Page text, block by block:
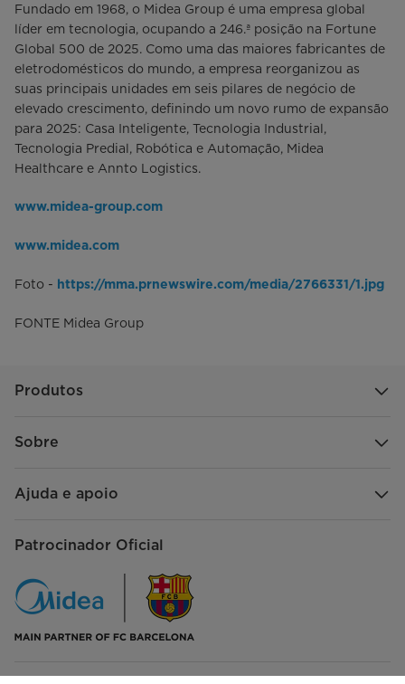
Fundado em 1968, o Midea Group é uma empresa global
líder em tecnologia, ocupando a 246.ª posição na Fortune
Global 500 de 2025. Como uma das maiores fabricantes de
eletrodomésticos do mundo, a empresa reorganizou as
suas principais unidades em seis pilares de negócio de
elevado crescimento, definindo um novo rumo de expansão
para 2025: Casa Inteligente, Tecnologia Industrial,
Tecnologia Predial, Robótica e Automação, Midea
Healthcare e Annto Logistics.
www.midea-group.com
www.midea.com
Foto - https://mma.prnewswire.com/media/2766331/1.jpg
FONTE Midea Group
Produtos
Sobre
Ajuda e apoio
Patrocinador Oficial